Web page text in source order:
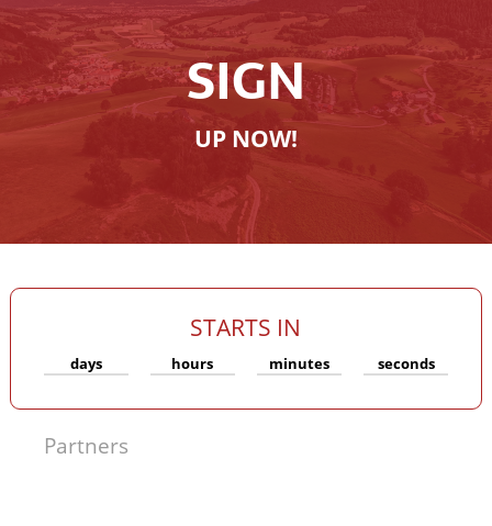
SIGN
UP NOW!
STARTS IN
days hours minutes seconds
Partners